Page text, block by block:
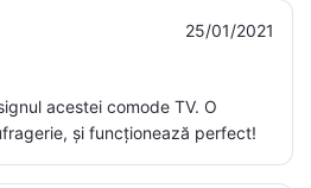
25/01/2021
acestei comode TV. O
și funcționează perfect!